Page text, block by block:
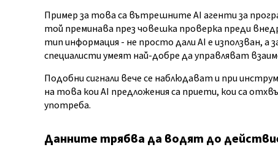
Пример за това са вътрешните AI агенти за
той преминава през човешка проверка преди
тип информация - не просто дали AI е използван, а
специалисти умеят най-добре да управляват
Подобни сигнали вече се наблюдават и при
на това кои AI предложения са приети, кои са
употреба.
Данните трябва да водят до